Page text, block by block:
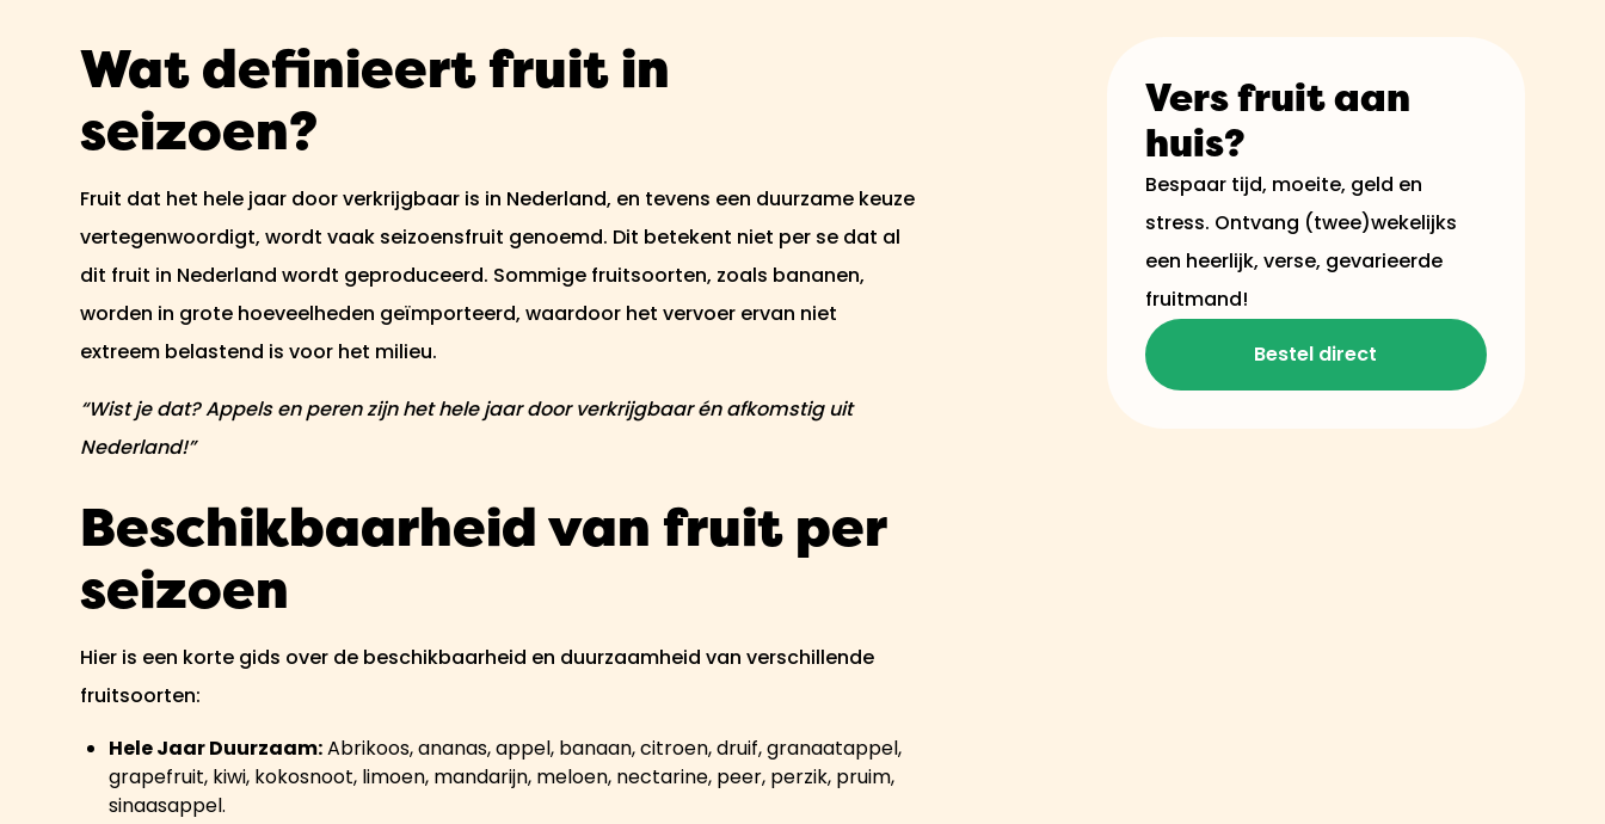
Wat definieert fruit in
seizoen?
Fruit dat het hele jaar door verkrijgbaar is in Nederland, en tevens een duurzame keuze
vertegenwoordigt, wordt vaak seizoensfruit genoemd. Dit betekent niet per se dat al
dit fruit in Nederland wordt geproduceerd. Sommige fruitsoorten, zoals bananen,
worden in grote hoeveelheden geïmporteerd, waardoor het vervoer ervan niet
extreem belastend is voor het milieu.
“Wist je dat? Appels en peren zijn het hele jaar door verkrijgbaar én afkomstig uit
Nederland!”
Beschikbaarheid van fruit per
seizoen
Hier is een korte gids over de beschikbaarheid en duurzaamheid van verschillende
fruitsoorten:
Hele Jaar Duurzaam:Abrikoos, ananas, appel, banaan, citroen, druif, granaatappel,
grapefruit, kiwi, kokosnoot, limoen, mandarijn, meloen, nectarine, peer, perzik, pruim,
sinaasappel.
Vers fruit aan
huis?
Bespaar tijd, moeite, geld en
stress. Ontvang (twee)wekelijks
een heerlijk, verse, gevarieerde
fruitmand!
Bestel direct